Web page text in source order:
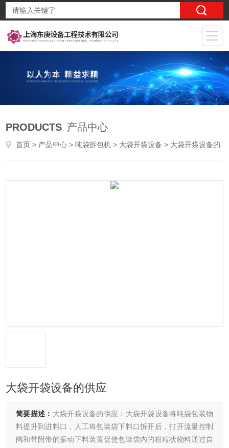
PRODUCTS 产品中心
首页 > 产品中心 >吨袋拆包机 > 大袋开袋设备 > 大袋开袋设备的供应
大袋开袋设备的供应
简要描述： 大袋开袋设备的供应：大袋开袋设备将吨袋包装物
料提升到进料口，人工将包装袋下料口拆开后，打开流量控制
阀和带附带的振动下料装置促使包装袋内的粉粒状物料通过自